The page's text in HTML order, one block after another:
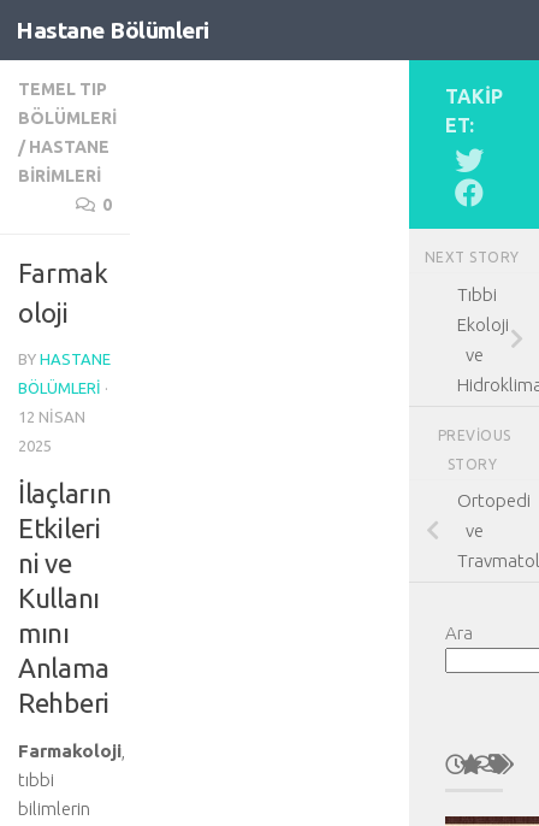
Skip to content
Hastane Bölümleri
TEMEL TIP
BÖLÜMLERI
/ HASTANE
BIRIMLERI
0
Farmak
oloji
BY HASTANE
BÖLÜMLERI ·
12 NISAN
2025
İlaçların
Etkileri
ni ve
Kullanı
mını
Anlama
Rehberi
Farmakoloji
tıbbi
bilimlerin
TAKIP
ET:
NEXT STORY
Tıbbi
Ekoloji
ve
PREVIOUS
STORY
Ortopedi
ve
Ara